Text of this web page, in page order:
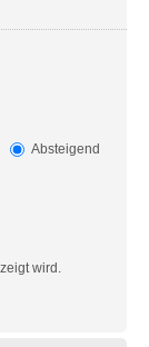
Absteigend
wird.